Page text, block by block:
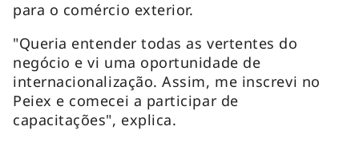
para o comércio exterior.
"Queria entender todas as vertentes do
negócio e vi uma oportunidade de
internacionalização. Assim, me inscrevi no
Peiex e comecei a participar de
capacitações", explica.